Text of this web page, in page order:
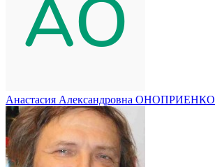
Анастасия Александровна ОНОПРИЕНКО